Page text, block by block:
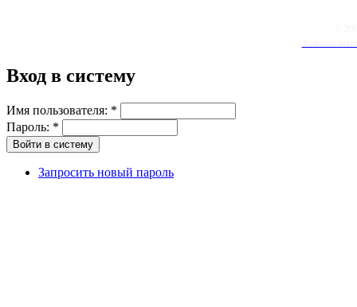
Вход в систему
Имя пользователя: *
Пароль: *
Запросить новый пароль